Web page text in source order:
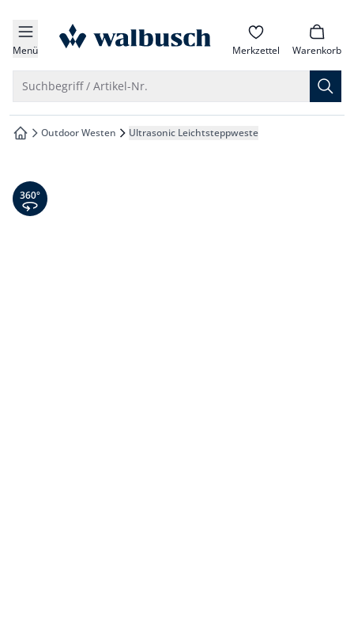
springen
springen
springen
springen
Menü zur Startseite Merkzettel Warenkorb
Suchbegriff / Artikel-Nr.
zur Startseite
Outdoor Westen Ultrasonic Leichtsteppweste
360° Ansicht